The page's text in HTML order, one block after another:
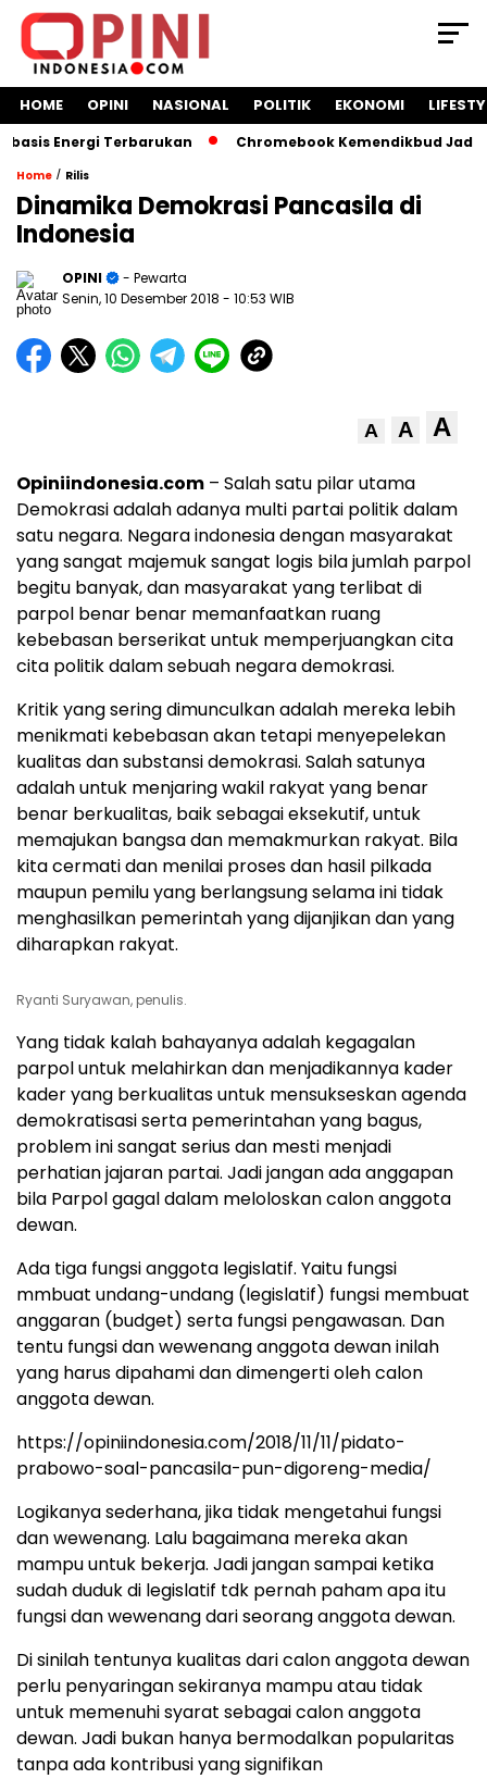
HOME OPINI NASIONAL POLITIK EKONOMI
Energi Terbarukan Chromebook Kemendikbud Jadi
Home / Rilis
Dinamika Demokrasi Pancasila di
Indonesia
OPINI
- Pewarta
Senin, 10 Desember 2018 - 10:53 WIB
A A A
Opiniindonesia.com – Salah satu pilar utama
Demokrasi adalah adanya multi partai politik dalam
satu negara. Negara indonesia dengan masyarakat
yang sangat majemuk sangat logis bila jumlah parpol
begitu banyak, dan masyarakat yang terlibat di
parpol benar benar memanfaatkan ruang
kebebasan berserikat untuk memperjuangkan cita
cita politik dalam sebuah negara demokrasi.
Kritik yang sering dimunculkan adalah mereka lebih
menikmati kebebasan akan tetapi menyepelekan
kualitas dan substansi demokrasi. Salah satunya
adalah untuk menjaring wakil rakyat yang benar
benar berkualitas, baik sebagai eksekutif, untuk
memajukan bangsa dan memakmurkan rakyat. Bila
kita cermati dan menilai proses dan hasil pilkada
maupun pemilu yang berlangsung selama ini tidak
menghasilkan pemerintah yang dijanjikan dan yang
diharapkan rakyat.
Ryanti Suryawan, penulis.
Yang tidak kalah bahayanya adalah kegagalan
parpol untuk melahirkan dan menjadikannya kader
kader yang berkualitas untuk mensukseskan agenda
demokratisasi serta pemerintahan yang bagus,
problem ini sangat serius dan mesti menjadi
perhatian jajaran partai. Jadi jangan ada anggapan
bila Parpol gagal dalam meloloskan calon anggota
dewan.
Ada tiga fungsi anggota legislatif. Yaitu fungsi
mmbuat undang-undang (legislatif) fungsi membuat
anggaran (budget) serta fungsi pengawasan. Dan
tentu fungsi dan wewenang anggota dewan inilah
yang harus dipahami dan dimengerti oleh calon
anggota dewan.
https://opiniindonesia.com/2018/11/11/pidato-
prabowo-soal-pancasila-pun-digoreng-media/
Logikanya sederhana, jika tidak mengetahui fungsi
dan wewenang. Lalu bagaimana mereka akan
mampu untuk bekerja. Jadi jangan sampai ketika
sudah duduk di legislatif tdk pernah paham apa itu
fungsi dan wewenang dari seorang anggota dewan.
Di sinilah tentunya kualitas dari calon anggota dewan
perlu penyaringan sekiranya mampu atau tidak
untuk memenuhi syarat sebagai calon anggota
dewan. Jadi bukan hanya bermodalkan popularitas
tanpa ada kontribusi yang signifikan